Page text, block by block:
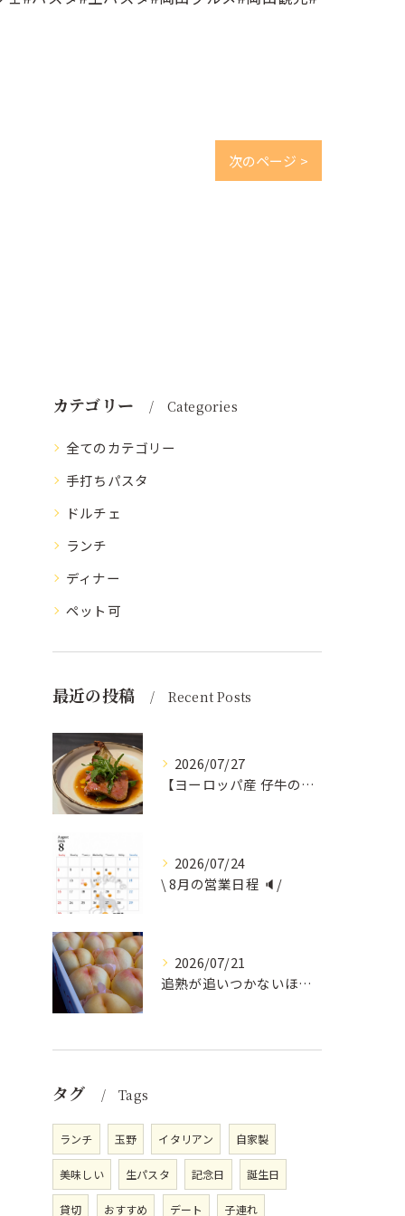
次のページ >
カテゴリー Categories
全てのカテゴリー
手打ちパスタ
ドルチェ
ランチ
ディナー
ペット可
最近の投稿 Recent Posts
2026/07/27
【ヨーロッパ産 仔牛のタンとフォンドヴォー】
2026/07/24
\ 8月の営業日程 🔈/
2026/07/21
追熟が追いつかないほど気にかけていただいている
タグ Tags
ランチ 玉野 イタリアン 自家製
美味しい 生パスタ 記念日 誕生日
貸切 おすすめ デート 子連れ